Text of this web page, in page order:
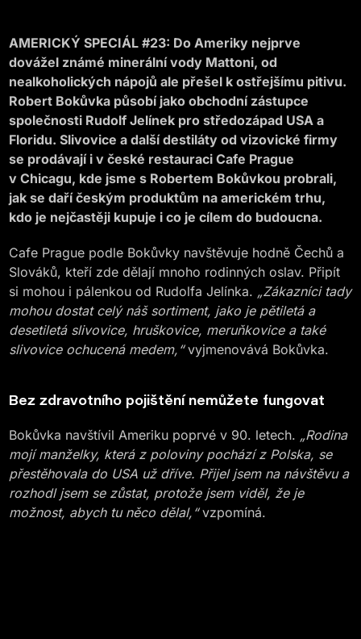
AMERICKÝ SPECIÁL #23: Do Ameriky nejprve
dovážel známé minerální vody Mattoni, od
nealkoholických nápojů ale přešel k ostřejšímu pitivu.
Robert Bokůvka působí jako obchodní zástupce
společnosti Rudolf Jelínek pro středozápad USA a
Floridu. Slivovice a další destiláty od vizovické firmy
se prodávají i v české restauraci Cafe Prague
v Chicagu, kde jsme s Robertem Bokůvkou probrali,
jak se daří českým produktům na americkém trhu,
kdo je nejčastěji kupuje i co je cílem do budoucna.
Cafe Prague podle Bokůvky navštěvuje hodně Čechů a
Slováků, kteří zde dělají mnoho rodinných oslav. Připít
si mohou i pálenkou od Rudolfa Jelínka. „Zákazníci tady
mohou dostat celý náš sortiment, jako je pětiletá a
desetiletá slivovice, hruškovice, meruňkovice a také
slivovice ochucená medem,“vyjmenovává Bokůvka.
Bez zdravotního pojištění nemůžete fungovat
Bokůvka navštívil Ameriku poprvé v 90. letech. „Rodina
mojí manželky, která z poloviny pochází z Polska, se
přestěhovala do USA už dříve. Přijel jsem na návštěvu a
rozhodl jsem se zůstat, protože jsem viděl, že je
možnost, abych tu něco dělal,“vzpomíná.